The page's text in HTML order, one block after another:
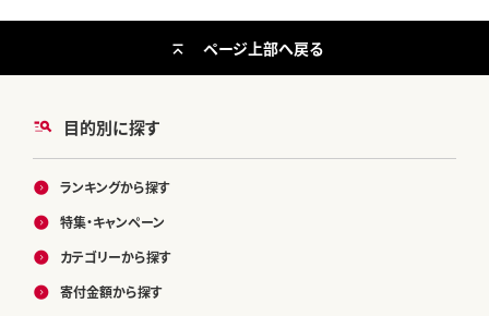
目的別に探す
ランキングから探す
特集・キャンペーン
カテゴリーから探す
寄付金額から探す
ページ上部へ戻る